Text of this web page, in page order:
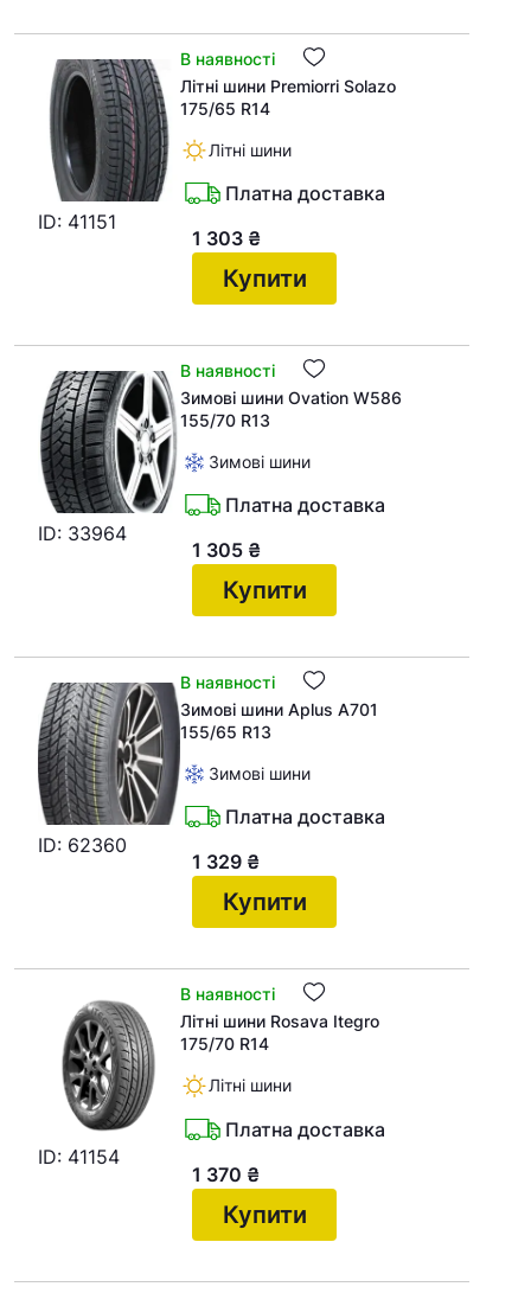
Помилка:Contact form не
знайдена.
В наявності
ID: 41151
Літні шини Premiorri Solazo
175/65 R14
Літні шини
Платна доставка
1 303 ₴
Купити
В наявності
ID: 33964
Зимові шини Ovation W586
155/70 R13
Зимові шини
Платна доставка
1 305 ₴
Купити
В наявності
ID: 62360
Зимові шини Aplus A701
155/65 R13
Зимові шини
Платна доставка
1 329 ₴
Купити
В наявності
ID: 41154
Літні шини Rosava Itegro
175/70 R14
Літні шини
Платна доставка
1 370 ₴
Купити